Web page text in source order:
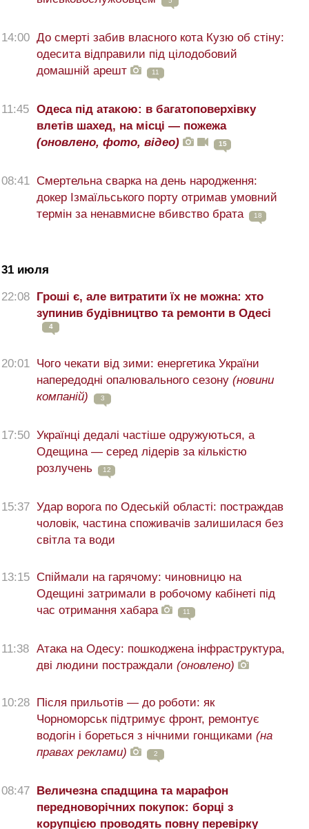
14:00 До смерті забив власного кота Кузю об стіну:
одесита відправили під цілодобовий
домашній арешт
11
11:45 Одеса під атакою: в багатоповерхівку
влетів шахед, на місці — пожежа
(оновлено, фото, відео)
15
08:41 Смертельна сварка на день народження:
докер Ізмаїльського порту отримав умовний
термін за ненавмисне вбивство брата
18
31 июля
22:08 Гроші є, але витратити їх не можна: хто
зупинив будівництво та ремонти в Одесі
4
20:01
Чого чекати від зими: енергетика України
напередодні опалювального сезону (новини
компаній)
3
17:50 Українці дедалі частіше одружуються, а
Одещина — серед лідерів за кількістю
розлучень
12
15:37 Удар ворога по Одеській області: постраждав
чоловік, частина споживачів залишилася без
світла та води
13:15 Спіймали на гарячому: чиновницю на
Одещині затримали в робочому кабінеті під
час отримання хабара
11
11:38 Атака на Одесу: пошкоджена інфраструктура,
дві людини постраждали (оновлено)
10:28 Після прильотів — до роботи: як
Чорноморськ підтримує фронт, ремонтує
водогін і бореться з нічними гонщиками (на
правах реклами)
2
08:47 Величезна спадщина та марафон
передноворічних покупок: борці з
корупцією проводять повну перевірку